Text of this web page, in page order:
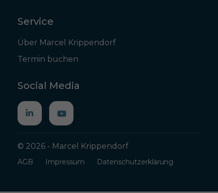
Service
Über Marcel Krippendorf
Termin buchen
Social Media
© 2026 - Marcel Krippendorf
AGB Impressum Datenschutzerklärung